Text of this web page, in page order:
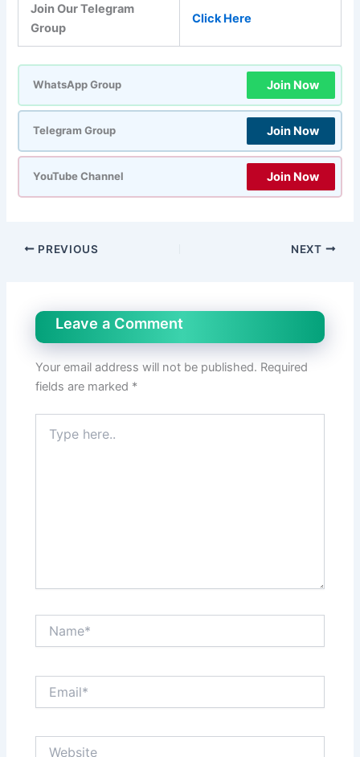
Join Our Telegram
Group
Click Here
WhatsApp Group Join Now
Telegram Group Join Now
YouTube Channel Join Now
PREVIOUS NEXT
Leave a Comment
Your email address will not be published. Required
fields are marked *
here..